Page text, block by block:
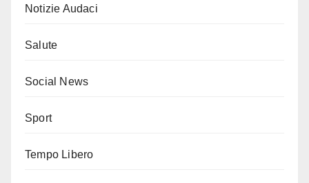
Notizie Audaci
Salute
Social News
Sport
Tempo Libero